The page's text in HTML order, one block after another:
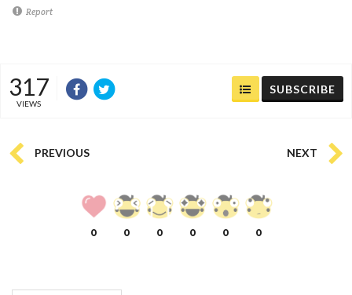
Report
317
VIEWS
SUBSCRIBE
PREVIOUS NEXT
0 0 0 0 0 0